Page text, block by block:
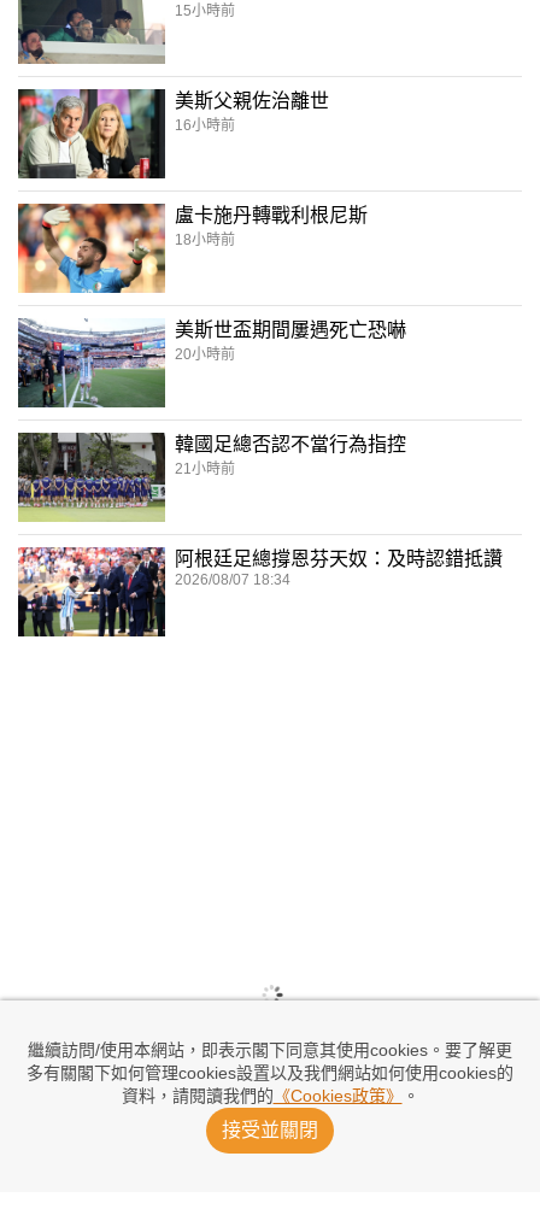
繼續訪問/使用本網站，即表示閣下同意其使用cookies。要了解更
多有關閣下如何管理cookies設置以及我們網站如何使用cookies的
資料，請閱讀我們的 《Cookies政策》 。
接受並關閉
15小時前
美斯父親佐治離世
16小時前
盧卡施丹轉戰利根尼斯
18小時前
美斯世盃期間屢遇死亡恐嚇
20小時前
韓國足總否認不當行為指控
21小時前
阿根廷足總撐恩芬天奴：及時認錯抵讚
2026/08/07 18:34